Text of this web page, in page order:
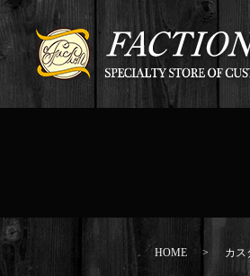
HOME カス